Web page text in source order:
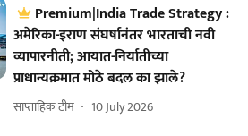
Premium|India Trade Strategy :
अमेरिका-इराण संघर्षानंतर भारताची नवी
व्यापारनीती; आयात-निर्यातीच्या
प्राधान्यक्रमात मोठे बदल का झाले?
साप्ताहिक टीम 10 July 2026